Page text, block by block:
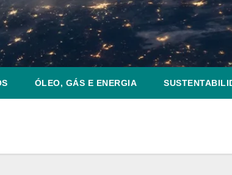
ÓLEO, GÁS E ENERGIA